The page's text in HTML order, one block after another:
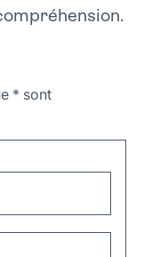
* sont